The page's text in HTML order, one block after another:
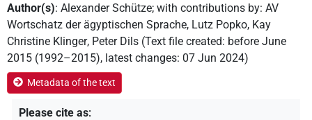
Author(s): Alexander Schütze; with contributions by: AV
Wortschatz der ägyptischen Sprache, Lutz Popko, Kay
Christine Klinger, Peter Dils (Text file created: before June
2015 (1992–2015), latest changes: 07 Jun 2024)
Metadata of the text
Please cite as: